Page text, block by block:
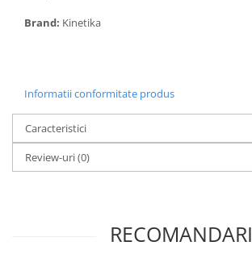
Brand: Kinetika
Informatii conformitate produs
Caracteristici
Review-uri(0)
RECOMANDARI